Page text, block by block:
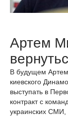
Артем
В будущем
киевского
выступать в
контракт с
украинских СМИ,